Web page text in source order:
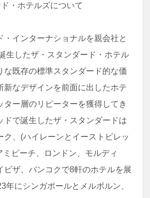
・ホテルズについて
・インターナショナルを親会社と
生したザ・スタンダード・ホテル
な既存の標準スタンダード的な価
新なデザインを前面に出したホテ
ター層のリピーターを獲得してき
ドで誕生したザ・スタンダードは
ク、(ハイレーンとイーストビレッ
ミビーチ、ロンドン、モルディ
ビザ、バンコクで8軒のホテルを展
年にシンガポールとメルボルン、